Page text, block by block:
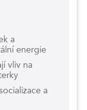
a
energie
vliv na
a